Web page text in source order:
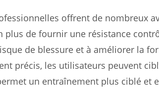
offrent de nombreux
plus de fournir une résistance
de blessure et à améliorer la
précis, les utilisateurs peuvent
un entraînement plus ciblé et